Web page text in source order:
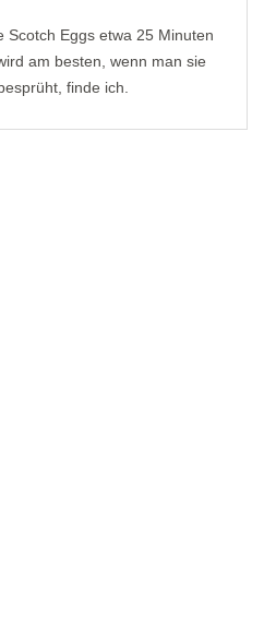
Scotch Eggs etwa 25 Minuten
am besten, wenn man sie
finde ich.